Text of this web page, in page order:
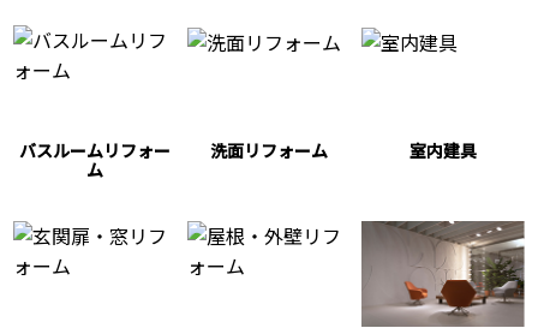
バスルームリフォー
ム
洗面リフォーム 室内建具